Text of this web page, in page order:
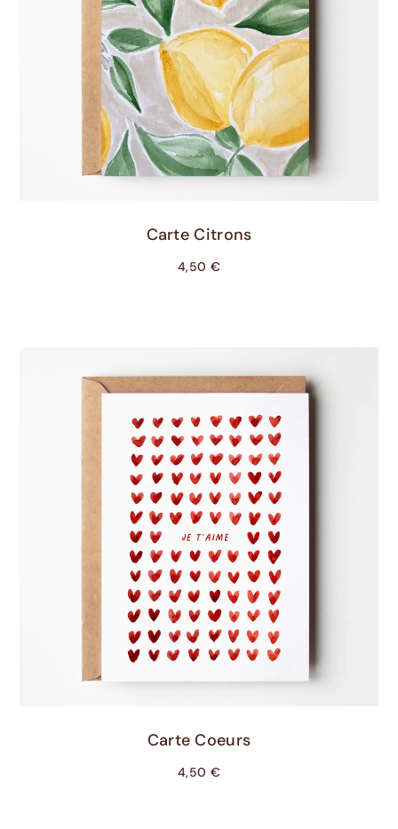
Ajouter Au Panier
Carte Citrons
4,50 €
Ajouter Au Panier
Carte Coeurs
4,50 €